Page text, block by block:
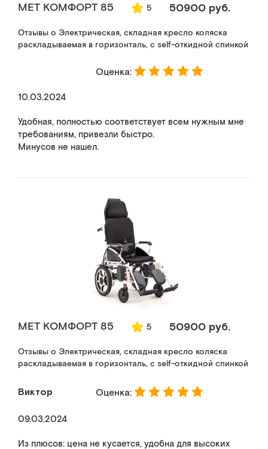
MET КОМФОРТ 85 5 50900 руб.
Отзывы о Электрическая, складная кресло коляска
раскладываемая в горизонталь, с self-откидной спинкой
Оценка:
10.03.2024
Удобная, полностью соответствует всем нужным мне
требованиям, привезли быстро.
Минусов не нашел.
MET КОМФОРТ 85 5 50900 руб.
Отзывы о Электрическая, складная кресло коляска
раскладываемая в горизонталь, с self-откидной спинкой
Виктор Оценка:
09.03.2024
Из плюсов: цена не кусается, удобна для высоких